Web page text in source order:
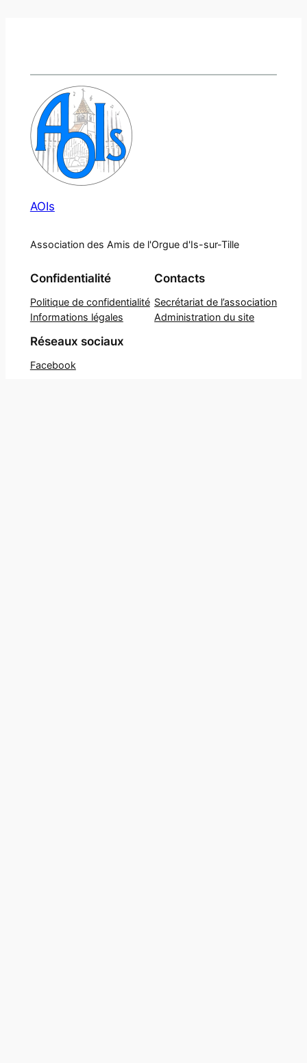
AOIs
Association des Amis de l'Orgue d'Is-sur-Tille
Confidentialité
Politique de confidentialité
Informations légales
Contacts
Secrétariat de l’association
Administration du site
Réseaux sociaux
Facebook